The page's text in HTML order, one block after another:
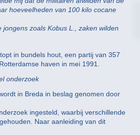
hoeveelheden van 100 kilo cocane
zoals Kobus L., zaken wilden
in bundels hout, een partij van 357
haven in mei 1991.
onderzoek
in Breda in beslag genomen door
ingesteld, waarbij verschillende
Naar aanleiding van dit